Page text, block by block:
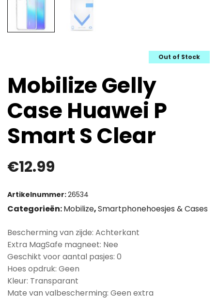
Out of Stock
Mobilize Gelly
Case Huawei P
Smart S Clear
€12.99
Artikelnummer:26534
Categorieën:Mobilize,Smartphonehoesjes & Cases
Bescherming van zijde: Achterkant
Extra MagSafe magneet: Nee
Geschikt voor aantal pasjes: 0
Hoes opdruk: Geen
Kleur: Transparant
Mate van valbescherming: Geen extra